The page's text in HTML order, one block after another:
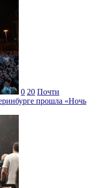
0 20 Почти
прошла «Ночь